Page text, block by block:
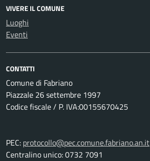
VIVERE IL COMUNE
Luoghi
Eventi
CONTATTI
Comune di Fabriano
Piazzale 26 settembre 1997
Codice fiscale / P. IVA:00155670425
PEC: protocollo@pec.comune.fabriano.an.it
Centralino unico: 0732 7091